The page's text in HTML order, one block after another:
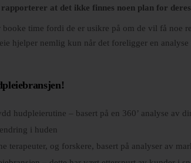
at det ikke finnes noen plan for
time fordi de er usikre på om de vil få
hjelper nemlig kun når det foreligger en
hudpleierutine – basert på en 360’ analyse av
i huden
terapeuter, og forskere, basert på analyser av